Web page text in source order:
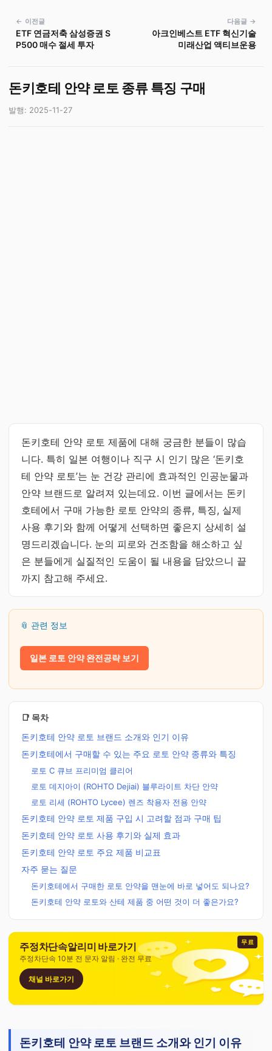
← 이전글
ETF 연금저축 삼성증권 S
P500 매수 절세 투자
다음글 →
아크인베스트 ETF 혁신기술
미래산업 액티브운용
돈키호테 안약 로토 종류 특징 구매
발행: 2025-11-27
돈키호테 안약 로토 제품에 대해 궁금한 분들이 많습
니다. 특히 일본 여행이나 직구 시 인기 많은 ‘돈키호
테 안약 로토’는 눈 건강 관리에 효과적인 인공눈물과
안약 브랜드로 알려져 있는데요. 이번 글에서는 돈키
호테에서 구매 가능한 로토 안약의 종류, 특징, 실제
사용 후기와 함께 어떻게 선택하면 좋은지 상세히 설
명드리겠습니다. 눈의 피로와 건조함을 해소하고 싶
은 분들에게 실질적인 도움이 될 내용을 담았으니 끝
까지 참고해 주세요.
📎 관련 정보
일본 로토 안약 완전공략 보기
📑 목차
돈키호테 안약 로토 브랜드 소개와 인기 이유
돈키호테에서 구매할 수 있는 주요 로토 안약 종류와 특징
로토 C 큐브 프리미엄 클리어
로토 데지아이 (ROHTO Dejiai) 블루라이트 차단 안약
로토 리세 (ROHTO Lycee) 렌즈 착용자 전용 안약
돈키호테 안약 로토 제품 구입 시 고려할 점과 구매 팁
돈키호테 안약 로토 사용 후기와 실제 효과
돈키호테 안약 로토 주요 제품 비교표
자주 묻는 질문
돈키호테에서 구매한 로토 안약을 맨눈에 바로 넣어도 되나요?
돈키호테 안약 로토와 산테 제품 중 어떤 것이 더 좋은가요?
무료
주정차단속알리미 바로가기
주정차단속 10분 전 문자 알림 · 완전 무료
채널 바로가기
돈키호테 안약 로토 브랜드 소개와 인기 이유